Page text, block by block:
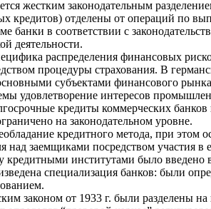
жестким законодательным
кредитов) отделены от операций по
банки в соответствии с
деятельности.
распределения финансовых
процедуры страхования. В
субъектами финансового
удовлетворение интересов
кредиты коммерческих
на законодательном уровне.
кредитного метода, при
над заемщиками посредством участия в
кредитными институтами было введено
специализация банков: были
законом от 1933 г. были разделены